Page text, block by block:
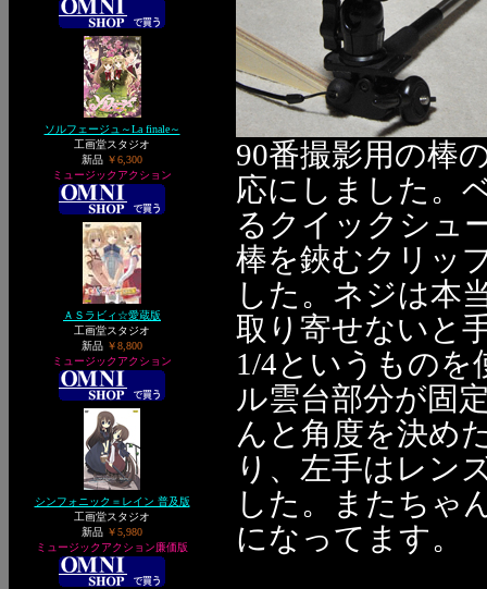
ソルフェージュ～La finale～
工画堂スタジオ
新品 ￥6,300
ミュージックアクション
ＡＳラビィ☆愛蔵版
工画堂スタジオ
新品 ￥8,800
ミュージックアクション
シンフォニック＝レイン 普及版
工画堂スタジオ
新品 ￥5,980
ミュージックアクション廉価版
90番撮影用の棒
応にしました。
るクイックシュ
棒を鋏むクリッ
した。ネジは本
取り寄せないと
1/4というものを
ル雲台部分が固
んと角度を決め
り、左手はレン
した。またちゃ
になってます。